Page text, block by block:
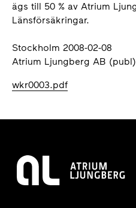
ägs till 50 % av Atrium
Länsförsäkringar.
Stockholm 2008-02-08
Atrium Ljungberg AB (publ)
wkr0003.pdf